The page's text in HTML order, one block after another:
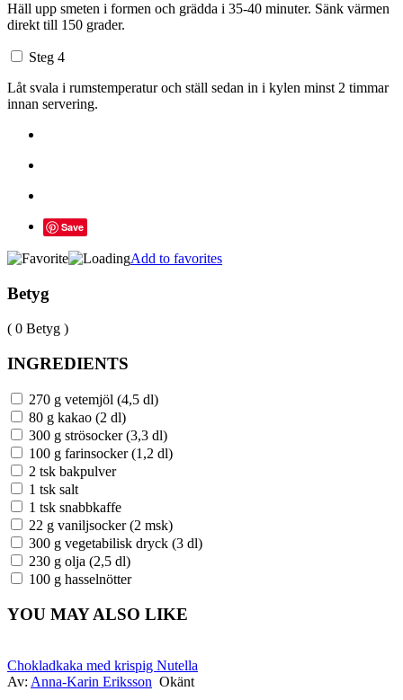
Häll upp smeten i formen och grädda i 35-40 minuter. Sänk värmen
direkt till 150 grader.
Steg 4
Låt svala i rumstemperatur och ställ sedan in i kylen minst 2 timmar
innan servering.
Save
Add to favorites
Betyg
( 0 Betyg )
INGREDIENTS
270 g vetemjöl (4,5 dl)
80 g kakao (2 dl)
300 g strösocker (3,3 dl)
100 g farinsocker (1,2 dl)
2 tsk bakpulver
1 tsk salt
1 tsk snabbkaffe
22 g vaniljsocker (2 msk)
300 g vegetabilisk dryck (3 dl)
230 g olja (2,5 dl)
100 g hasselnötter
YOU MAY ALSO LIKE
Chokladkaka med krispig Nutella
Av: Anna-Karin Eriksson Okänt